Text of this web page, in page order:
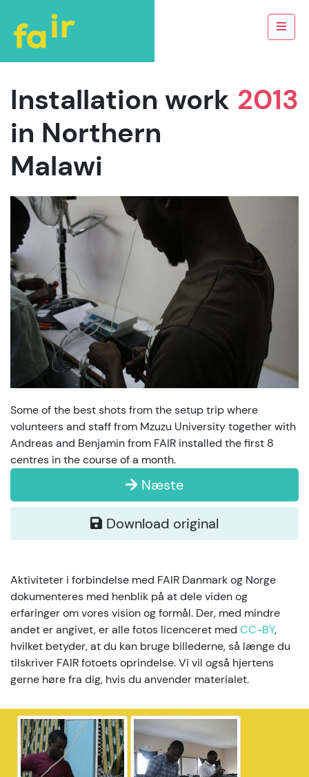
2013
Installation work
in Northern
Malawi
Some of the best shots from the setup trip where
volunteers and staff from Mzuzu University together with
Andreas and Benjamin from FAIR installed the first 8
centres in the course of a month.
Næste
Download original
Aktiviteter i forbindelse med FAIR Danmark og Norge
dokumenteres med henblik på at dele viden og
erfaringer om vores vision og formål. Der, med mindre
andet er angivet, er alle fotos licenceret med CC-BY,
hvilket betyder, at du kan bruge billederne, så længe du
tilskriver FAIR fotoets oprindelse. Vi vil også hjertens
gerne høre fra dig, hvis du anvender materialet.